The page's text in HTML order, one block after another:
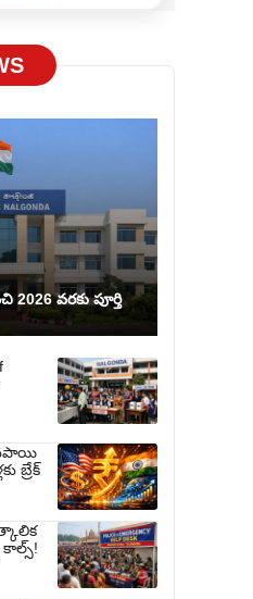
2026 వరకు పూర్తి
బ్రేక్
కాల్స్!